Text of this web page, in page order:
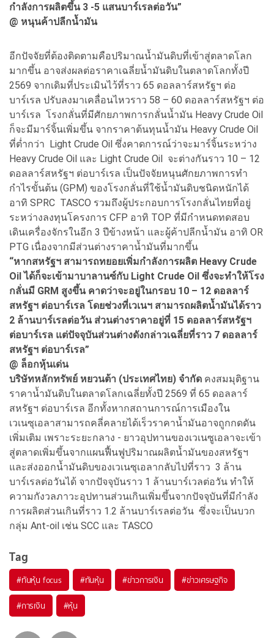
กำลังการผลิตขึ้น 3 -5 แสนบาร์เรลต่อวัน”
@ หนุนค้าปลีกน้ำมัน
อีกปัจจัยที่ต้องติดตามคือปริมาณน้ำมันดิบที่เข้าสู่ตลาดโลก
มากขึ้น อาจส่งผลต่อราคาเฉลี่ยน้ำมันดิบในตลาดโลกทั้งปี
2569 จากเดิมที่ประเมินไว้ที่ราว 65 ดอลลาร์สหรัฐฯ ต่อ
บาร์เรล ปรับลงมาเคลื่อนไหวราว 58 – 60 ดอลลาร์สหรัฐฯ ต่อ
บาร์เรล โรงกลั่นที่มีศักยภาพการกลั่นน้ำมัน Heavy Crude Oil
ก็จะมีมาร์จิ้นเพิ่มขึ้น จากราคาต้นทุนน้ำมัน Heavy Crude Oil
ที่ต่ำกว่า Light Crude Oil ซึ่งคาดการณ์ว่าจะมาร์จิ้นระหว่าง
Heavy Crude Oil และ Light Crude Oil จะต่างกันราว 10 – 12
ดอลลาร์สหรัฐฯ ต่อบาร์เรล เป็นปัจจัยหนุนศักยภาพการทำ
กำไรขั้นต้น (GPM) ของโรงกลั่นที่ใช้น้ำมันดิบชนิดหนักได้
อาทิ SPRC TASCO รวมถึงผู้ประกอบการโรงกลั่นไทยที่อยู่
ระหว่างลงทุนโครงการ CFP อาทิ TOP ที่มีกำหนดทดสอบ
เดินเครื่องจักรในอีก 3 ปีข้างหน้า และผู้ค้าปลีกน้ำมัน อาทิ OR
PTG เนื่องจากมีส่วนต่างราคาน้ำมันที่มากขึ้น
“หากสหรัฐฯ สามารถทยอยเพิ่มกำลังการผลิต Heavy Crude
Oil ได้ก็จะเข้ามาบาลานซ์กับ Light Crude Oil ซึ่งจะทำให้โรง
กลั่นมี GRM สูงขึ้น คาดว่าจะอยู่ในกรอบ 10 – 12 ดอลลาร์
สหรัฐฯ ต่อบาร์เรล โดยช่วงที่เวเนฯ สามารถผลิตน้ำมันได้ราว
2 ล้านบาร์เรลต่อวัน ส่วนต่างราคาอยู่ที่ 15 ดอลลาร์สหรัฐฯ
ต่อบาร์เรล แต่ปัจจุบันส่วนต่างดังกล่าวเฉลี่ยที่ราว 7 ดอลลาร์
สหรัฐฯ ต่อบาร์เรล”
@ ล็อกหุ้นเด่น
บริษัทหลักทรัพย์ หยวนต้า (ประเทศไทย) จำกัด คงสมมุติฐาน
ราคาน้ำมันดิบในตลาดโลกเฉลี่ยทั้งปี 2569 ที่ 65 ดอลลาร์
สหรัฐฯ ต่อบาร์เรล อีกทั้งหากสถานการณ์การเมืองใน
เวเนซุเอลาสามารถคลี่คลายได้เร็วราคาน้ำมันอาจถูกกดดัน
เพิ่มเติม เพราะระยะกลาง - ยาวอุปทานของเวเนซูเอลาจะเข้า
สู่ตลาดเพิ่มขึ้นจากแผนฟื้นฟูปริมาณผลิตน้ำมันของสหรัฐฯ
และส่งออกน้ำมันดิบของเวเนซุเอลากลับไปที่ราว 3 ล้าน
บาร์เรลต่อวันได้ จากปัจจุบันราว 1 ล้านบาร์เวลต่อวัน ทำให้
ความกังวลภาวะอุปทานส่วนเกินเพิ่มขึ้นจากปัจจุบันที่มีกำลัง
การผลิตส่วนเกินที่ราว 1.2 ล้านบาร์เรลต่อวัน ซึ่งจะเป็นบวก
กลุ่ม Ant-oil เช่น SCC และ TASCO
Tag
#ทันหุ้น focus #ทันหุ้น #ข่าวการเงิน #ข่าวเศรษฐกิจ
#การเงิน #หุ้น